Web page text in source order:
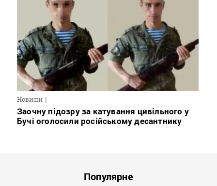
Новини
Заочну підозру за катування цивільного у
Бучі оголосили російському десантнику
Популярне